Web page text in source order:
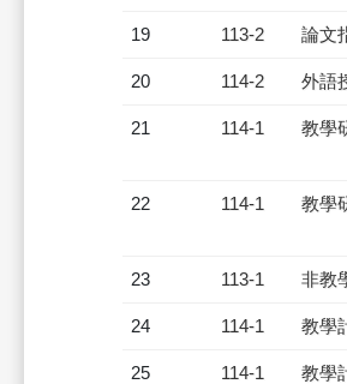
19 113-2 論文
20 114-2 外語
21 114-1 教學
22 114-1 教學
23 113-1 非教
24 114-1 教學
25 114-1 教學